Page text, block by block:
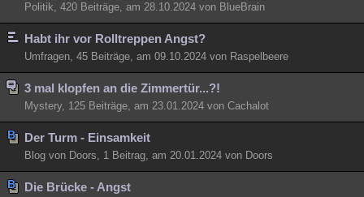
Politik, 420 Beiträge, am 28.10.2024 von BlueBrain
Habt ihr vor Rolltreppen Angst?
Umfragen, 45 Beiträge, am 09.10.2024 von Raspelbeere
3 mal klopfen an die Zimmertür...?!
Mystery, 125 Beiträge, am 23.01.2024 von Cachalot
Der Turm - Einsamkeit
Blog von Doors, 1 Beitrag, am 20.01.2024 von Doors
Die Brücke - Angst